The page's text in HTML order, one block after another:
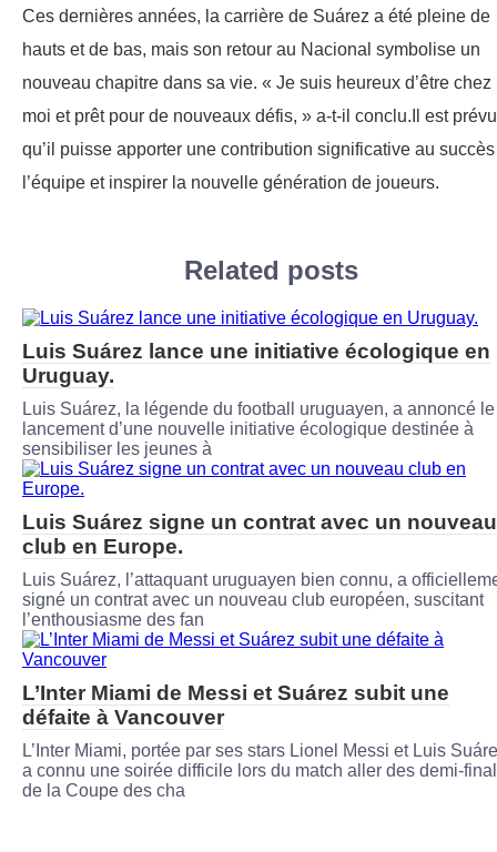
Ces dernières années, la carrière de Suárez a été pleine de
hauts et de bas, mais son retour au Nacional symbolise un
nouveau chapitre dans sa vie. « Je suis heureux d’être chez
moi et prêt pour de nouveaux défis, » a-t-il conclu.Il est prévu
qu’il puisse apporter une contribution significative au
l’équipe et inspirer la nouvelle génération de joueurs.
Related posts
Luis Suárez lance une initiative écologique en
Uruguay.
Luis Suárez, la légende du football uruguayen, a annoncé le
lancement d’une nouvelle initiative écologique destinée à
sensibiliser les jeunes à
Luis Suárez signe un contrat avec un nouveau
club en Europe.
Luis Suárez, l’attaquant uruguayen bien connu, a
signé un contrat avec un nouveau club européen, suscitant
l’enthousiasme des fan
L’Inter Miami de Messi et Suárez subit une
défaite à Vancouver
L’Inter Miami, portée par ses stars Lionel Messi et Luis
a connu une soirée difficile lors du match aller des demi-
de la Coupe des cha